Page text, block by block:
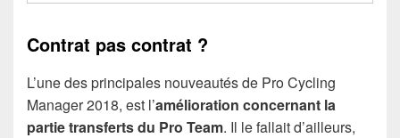
Contrat pas contrat ?
L’une des principales nouveautés de Pro Cycling
Manager 2018, est l’amélioration concernant la
partie transferts du Pro Team. Il le fallait d’ailleurs,